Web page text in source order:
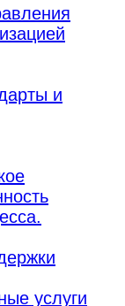
и
услуги